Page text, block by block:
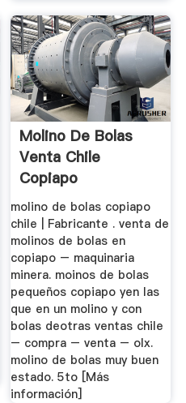
Molino De Bolas
Venta Chile
Copiapo
molino de bolas copiapo
chile | Fabricante . venta de
molinos de bolas en
copiapo – maquinaria
minera. moinos de bolas
pequeños copiapo yen las
que en un molino y con
bolas deotras ventas chile
– compra – venta – olx.
molino de bolas muy buen
estado. 5to [Más
información]